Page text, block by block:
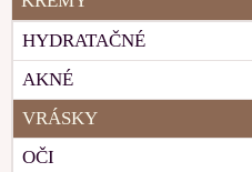
HYDRATAČNÉ
AKNÉ
VRÁSKY
OČI